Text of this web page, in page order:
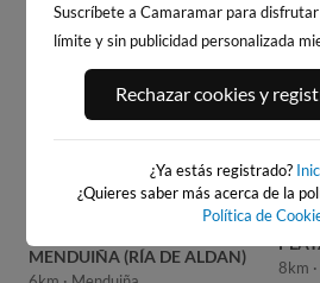
WEBCAMS
MENDUIÑA (RÍA DE ALDAN)
8km
Suscríbete a Camaramar para
límite y sin publicidad personalizada
Rechazar cookies y
¿Ya estás registrado?
¿Quieres saber más acerca de la
Política de